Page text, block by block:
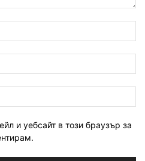
и уебсайт в този браузър за